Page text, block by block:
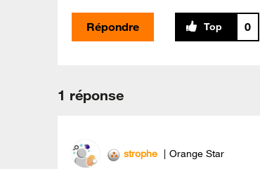
Répondre 0
1 réponse
strophe Orange Star